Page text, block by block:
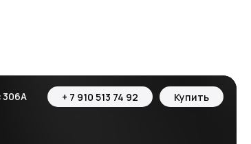
+ 7 910 513 74 92 Купить
306А